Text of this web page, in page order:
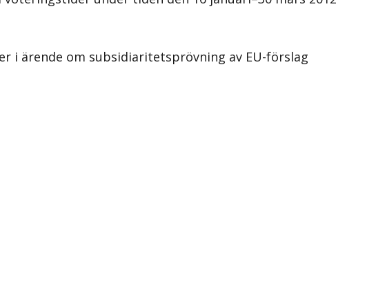
i ärende om subsidiaritetsprövning av EU-förslag